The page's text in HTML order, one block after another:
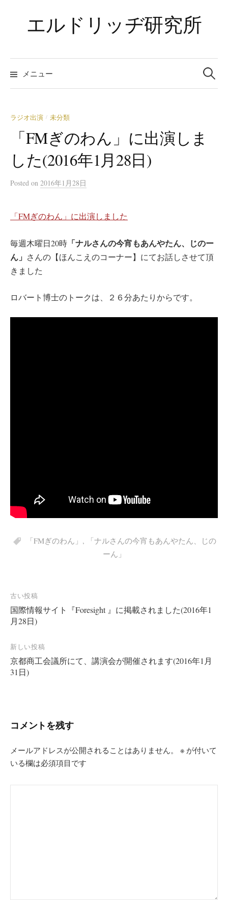
ツ
へ
ス
ッ
エルドリッヂ研究所
メニュー
検
索:
ラジオ出演 / 未分類
「FMぎのわん」に出演しま
した(2016年1月28日)
Posted on 2016年1月28日
「FMぎのわん」に出演しました
毎週木曜日20時 「ナルさんの今宵もあんやたん、じのー
ん」 さんの【ほんこえのコーナー】にてお話しさせて頂
きました
ロバート博士のトークは、２６分あたりからです。
「FMぎのわん」 ,
「ナルさんの今宵もあんやたん、じの
ーん」
投
稿
ナ
ビ
ゲ
ー
ン
古い投稿
国際情報サイト『Foresight 』に掲載されました(2016年1
月28日)
新しい投稿
京都商工会議所にて、講演会が開催されます(2016年1月
31日)
コメントを残す
メールアドレスが公開されることはありません。 ※ が付いて
いる欄は必須項目です